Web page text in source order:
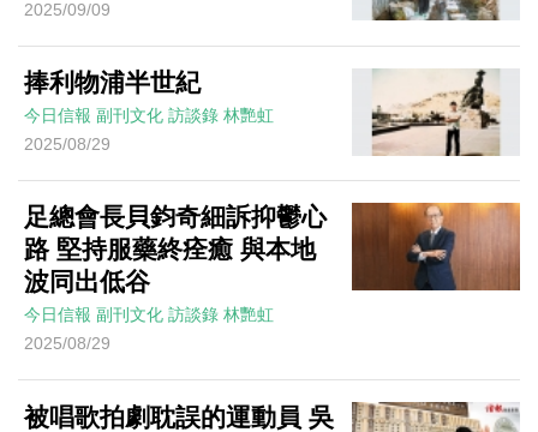
2025/09/09
捧利物浦半世紀
今日信報 副刊文化 訪談錄 林艷虹
2025/08/29
足總會長貝鈞奇細訴抑鬱心
路 堅持服藥終痊癒 與本地
波同出低谷
今日信報 副刊文化 訪談錄 林艷虹
2025/08/29
被唱歌拍劇耽誤的運動員 吳